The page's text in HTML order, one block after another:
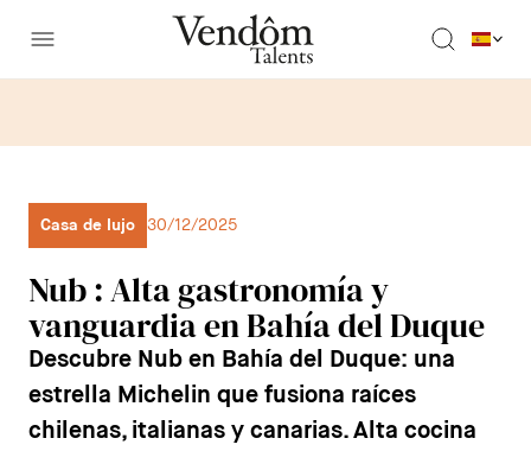
Casa de lujo 30/12/2025
Nub : Alta gastronomía y
vanguardia en Bahía del Duque
Descubre Nub en Bahía del Duque: una
estrella Michelin que fusiona raíces
chilenas, italianas y canarias. Alta cocina